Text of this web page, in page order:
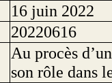
16 juin 2022
20220616
Au procès
son rôle dans